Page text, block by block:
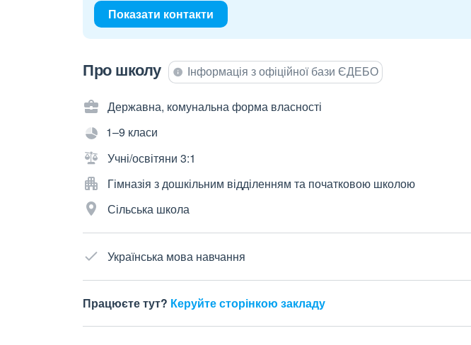
Показати контакти
Про школу Інформація з офіційної бази ЄДЕБО
Державна, комунальна форма власності
1–9 класи
Учні/освітяни 3:1
Гімназія з дошкільним відділенням та початковою школою
Сільська школа
Українська мова навчання
Працюєте тут? Керуйте сторінкою закладу